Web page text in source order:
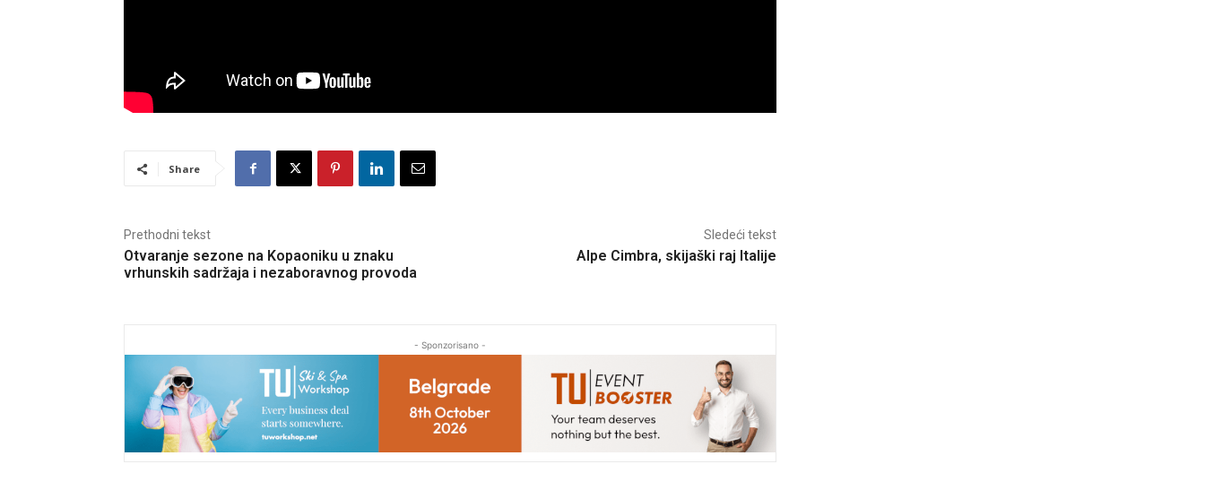
Share
Prethodni tekst
Otvaranje sezone na Kopaoniku u znaku
vrhunskih sadržaja i nezaboravnog provoda
Sledeći tekst
Alpe Cimbra, skijaški raj Italije
- Sponzorisano -